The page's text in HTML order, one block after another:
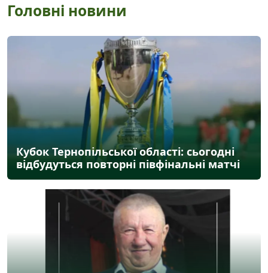
Головні новини
Кубок Тернопільської області: сьогодні
відбудуться повторні півфінальні матчі